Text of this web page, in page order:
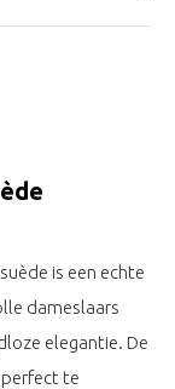
is een echte
dameslaars
elegantie. De
te